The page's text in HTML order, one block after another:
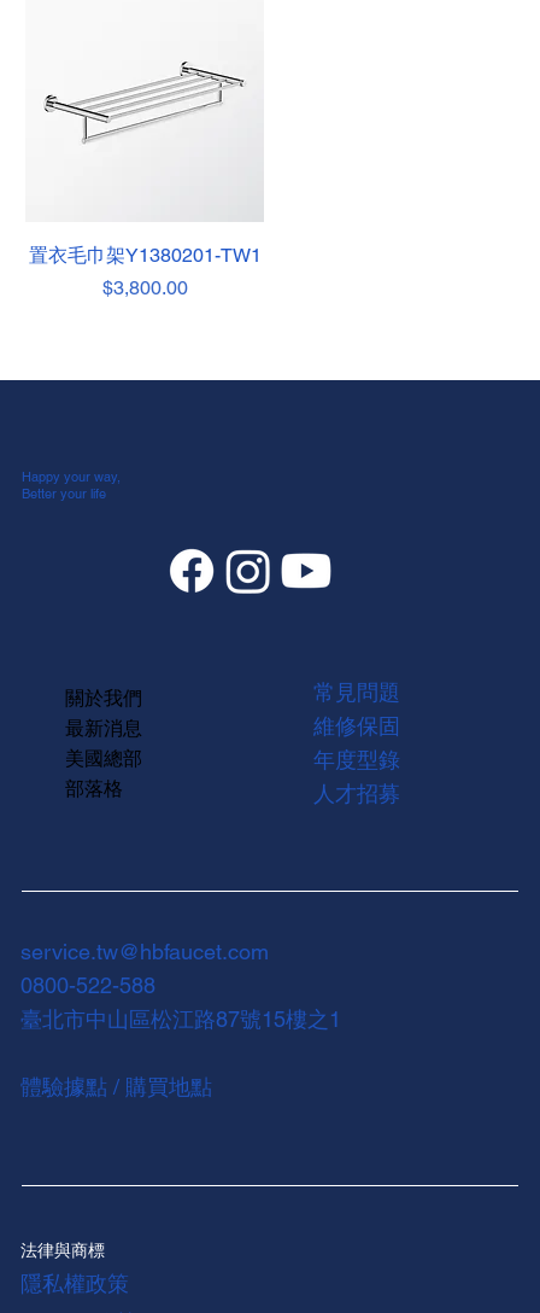
置衣毛巾架Y1380201-TW1
價格
$3,800.00
service.tw@hbfaucet.com
0800-522-588
臺北市中山區松江路87號15樓之1
體驗據點 / 購買地點
Happy your way,
Better your life
關於我們
最新消息
美國總部
部落格
常見問題
維修保固
年度型錄
人才招募
法律與商標
隱私權政策